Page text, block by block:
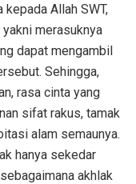
Allah SWT,
merasuknya
dapat mengambil
Sehingga,
rasa cinta yang
sifat rakus, tamak
alam semaunya.
hanya sekedar
akhlak